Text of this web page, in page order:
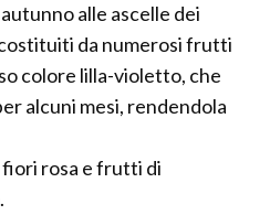
alle ascelle dei
da numerosi frutti
colore lilla-violetto, che
alcuni mesi, rendendola
fiori rosa e frutti di